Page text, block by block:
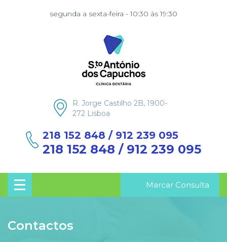
segunda a sexta-feira - 10:30 às 19:30
R. Jorge Castilho 2B, 1900-
272 Lisboa
218 152 848 / 912 239 095
218 152 848 / 912 239 095
Marcar Consulta
Contactos